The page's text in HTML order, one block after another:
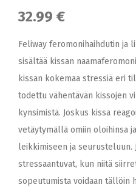
32.99 €
Feliway feromonihaihdutin ja
sisältää kissan
kissan kokemaa stressiä eri
todettu vähentävän kissojen
kynsimistä. Joskus kissa
vetäytymällä omiin oloihinsa
leikkimiseen ja seurusteluun.
stressaantuvat, kun niitä
sopeutumista voidaan tällöin